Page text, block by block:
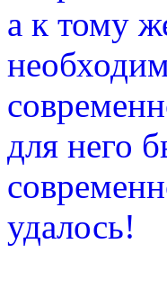
а к тому
для него
удалось!